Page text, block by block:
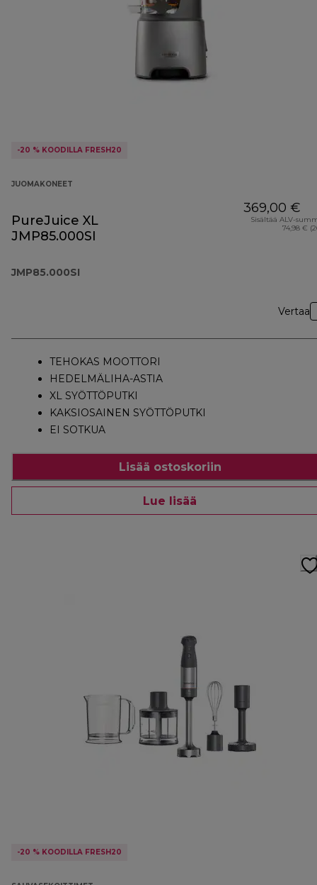
-20 % KOODILLA FRESH20
JUOMAKONEET
PureJuice XL
JMP85.000SI
JMP85.000SI
369,00 €
Sisältää ALV-
74,98 €
Vertaa
TEHOKAS MOOTTORI
HEDELMÄLIHA-ASTIA
XL SYÖTTÖPUTKI
KAKSIOSAINEN SYÖTTÖPUTKI
EI SOTKUA
Lisää ostoskoriin
Lue lisää
-20 % KOODILLA FRESH20